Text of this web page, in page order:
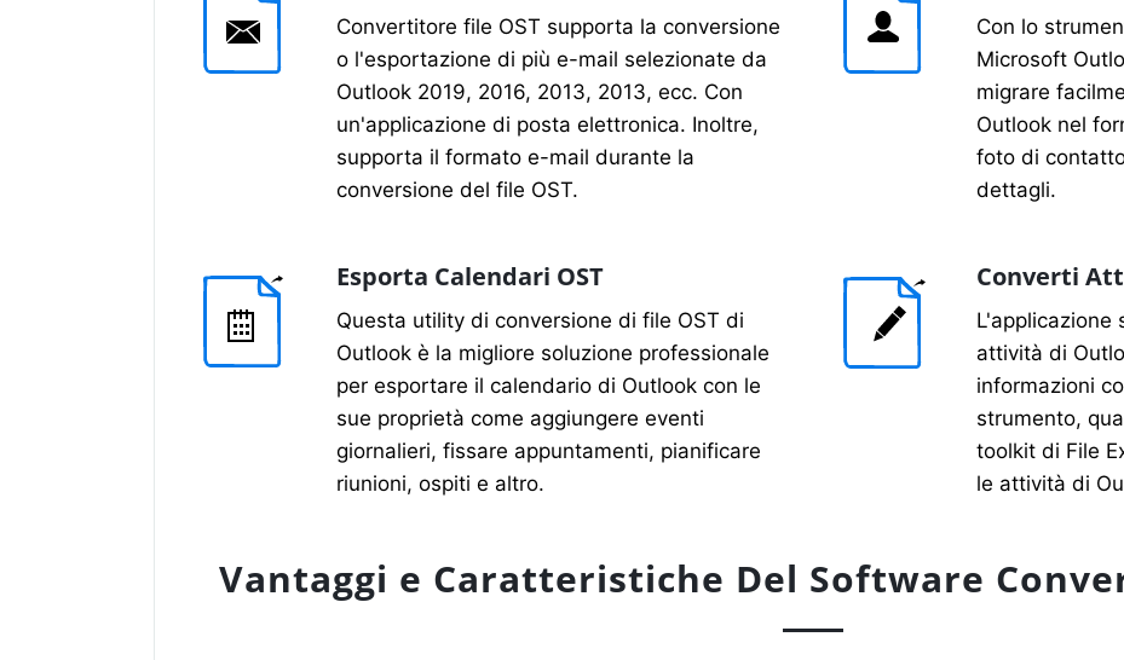
Convertitore file OST supporta la conversione
o l'esportazione di più e-mail selezionate da
Outlook 2019, 2016, 2013, 2013, ecc. Con
un'applicazione di posta elettronica. Inoltre,
supporta il formato e-mail durante la
conversione del file OST.
Con lo
Microsoft
migrare
Outlook nel
foto di
dettagli.
Esporta Calendari OST
Questa utility di conversione di file OST di
Outlook è la migliore soluzione professionale
per esportare il calendario di Outlook con le
sue proprietà come aggiungere eventi
giornalieri, fissare appuntamenti, pianificare
riunioni, ospiti e altro.
Converti
L'applicazione
attività di
informazioni
strumento,
toolkit di File
le attività di
Vantaggi e Caratteristiche Del Software